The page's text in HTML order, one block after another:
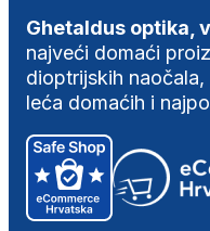
Ghetaldus optika,
najveći domaći
dioptrijskih
leća domaćih i